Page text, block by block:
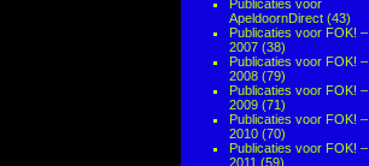
Publicaties voor
ApeldoornDirect (43)
Publicaties voor FOK! –
2007 (38)
Publicaties voor FOK! –
2008 (79)
Publicaties voor FOK! –
2009 (71)
Publicaties voor FOK! –
2010 (70)
Publicaties voor FOK! –
2011 (59)